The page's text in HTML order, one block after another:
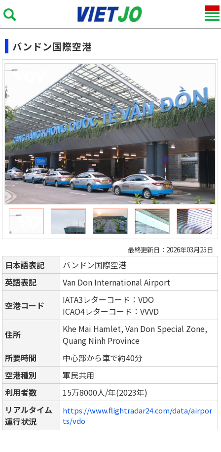
バンドン国際空港
最終更新日：2026年03月25日
日本語表記
バンドン国際空港
英語表記
Van Don International Airport
空港コード
IATA3レターコード：VDO
ICAO4レターコード：VVVD
住所
Khe Mai Hamlet, Van Don Special Zone,
Quang Ninh Province
所要時間
中心部から車で約40分
空港種別
軍民共用
利用者数
15万8000人/年(2023年)
リアルタイム
運行状況
https://www.flightradar24.com/data/airpor
ts/vdo